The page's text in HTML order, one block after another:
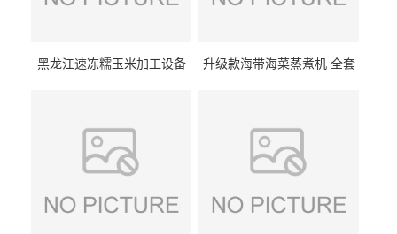
黑龙江速冻糯玉米加工设备
升级款海带海菜蒸煮机 全套